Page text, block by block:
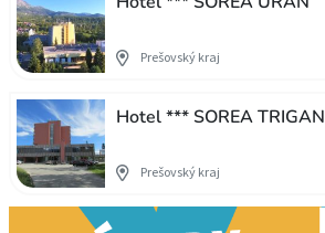
Prešovský kraj
Hotel *** SOREA TRIGAN
Prešovský kraj